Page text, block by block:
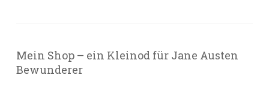
Mein Shop – ein Kleinod für Jane Austen
Bewunderer